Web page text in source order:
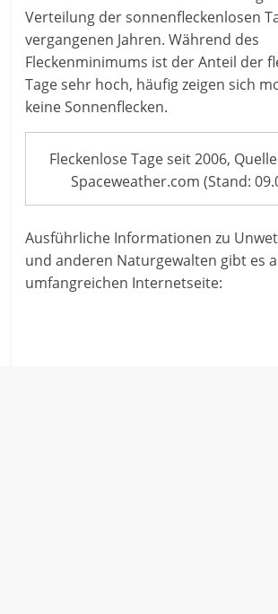
Verteilung der sonnenfleckenlosen
vergangenen Jahren. Während des
Fleckenminimums ist der Anteil der
Tage sehr hoch, häufig zeigen sich
keine Sonnenflecken.
Fleckenlose Tage seit 2006,
Spaceweather.com (Stand:
Ausführliche Informationen zu
und anderen Naturgewalten gibt es
umfangreichen Internetseite: